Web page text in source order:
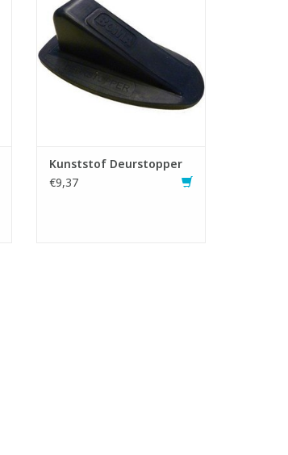
deuren.
- Makkelijk onder de deur te
schuiven.
- Geschikt voor alle soorten
vloeren.
TOEVOEGEN AAN WINKELWAGEN
Kunststof Deurstopper
€9,37